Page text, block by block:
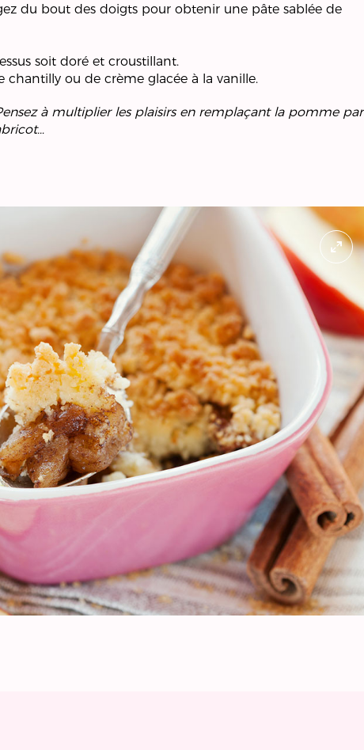
du bout des doigts pour obtenir une pâte sablée de
soit doré et croustillant.
ou de crème glacée à la vanille.
à multiplier les plaisirs en remplaçant la pomme par